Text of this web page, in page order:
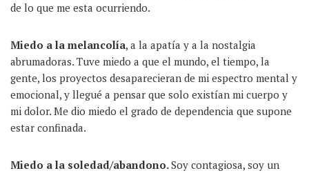
de lo que me esta ocurriendo.
Miedo a la melancolía, a la apatía y a la nostalgia
abrumadoras. Tuve miedo a que el mundo, el tiempo, la
gente, los proyectos desaparecieran de mi espectro mental y
emocional, y llegué a pensar que solo existían mi cuerpo y
mi dolor. Me dio miedo el grado de dependencia que supone
estar confinada.
Miedo a la soledad/abandono.Soy contagiosa, soy un